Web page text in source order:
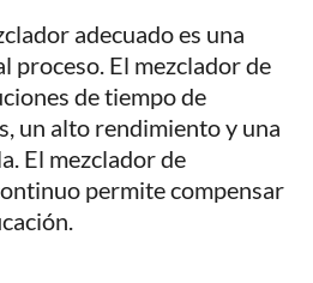
adecuado es una
proceso. El mezclador de
de tiempo de
un alto rendimiento y una
El mezclador de
permite compensar